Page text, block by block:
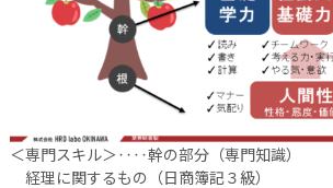
＜専門スキル＞‥‥幹の部分（専門知識）
経理に関するもの（日商簿記３級）